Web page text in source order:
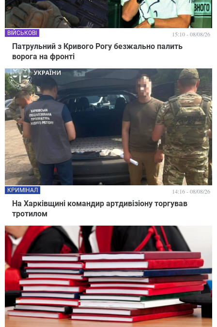
Патрульний з Кривого Рогу безжально палить
ворога на фронті
ВІЙСЬКОВІ 15:10 - 08/08/26
На Харківщині командир артдивізіону торгував
тротилом
КРИМІНАЛ 14:16 - 08/08/26